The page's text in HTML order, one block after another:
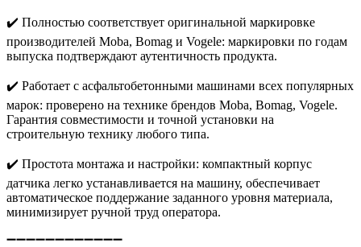
✔️ Полностью соответствует оригинальной маркировке
производителей Moba, Bomag и Vogele: маркировки по годам
выпуска подтверждают аутентичность продукта.
✔️ Работает с асфальтобетонными машинами всех популярных
марок: проверено на технике брендов Moba, Bomag, Vogele.
Гарантия совместимости и точной установки на
строительную технику любого типа.
✔️ Простота монтажа и настройки: компактный корпус
датчика легко устанавливается на машину, обеспечивает
автоматическое поддержание заданного уровня материала,
минимизирует ручной труд оператора.
➖➖➖➖➖➖➖➖➖➖➖➖